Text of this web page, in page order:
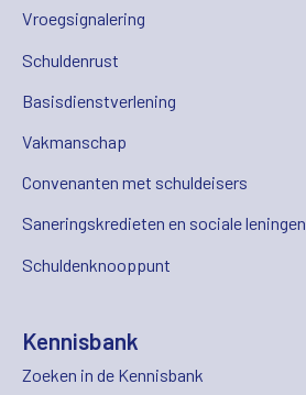
Vroegsignalering
Schuldenrust
Basisdienstverlening
Vakmanschap
Convenanten met schuldeisers
Saneringskredieten en sociale leningen
Schuldenknooppunt
Kennisbank
Zoeken in de Kennisbank